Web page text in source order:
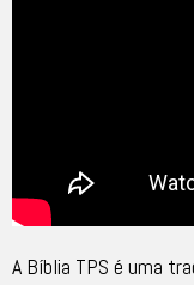
A Bíblia TPS é uma